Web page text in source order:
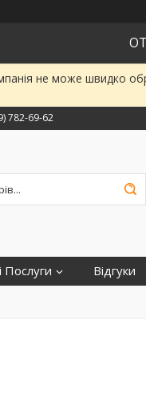
не може швидко
782-69-62
Послуги Відгуки